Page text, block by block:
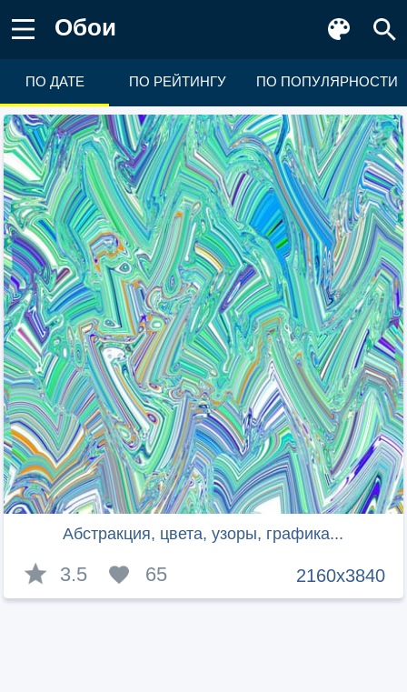
Обои
ПО ДАТЕ ПО РЕЙТИНГУ ПО ПОПУЛЯРНОСТИ
Абстракция, цвета, узоры, графика...
2160x3840
3.5 65